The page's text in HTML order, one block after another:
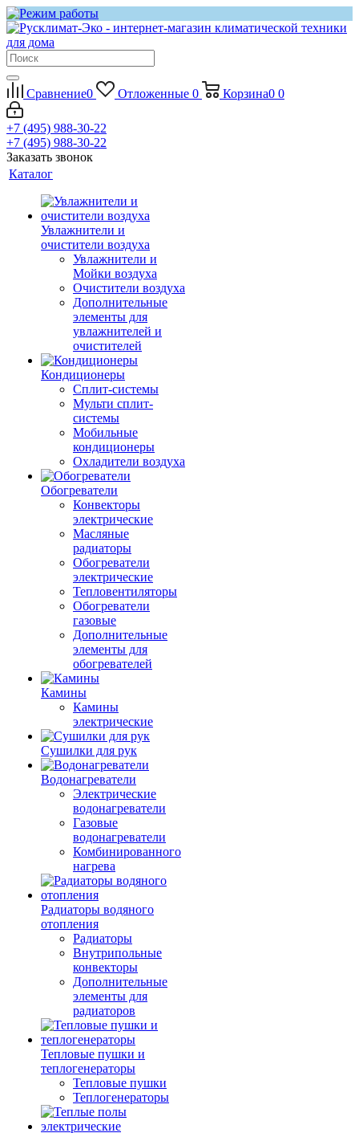
Сравнение0 Отложенные 0 Корзина0 0
+7 (495) 988-30-22
+7 (495) 988-30-22
Заказать звонок
Каталог
Увлажнители и
очистители воздуха
Увлажнители и
Мойки воздуха
Очистители воздуха
Дополнительные
элементы для
увлажнителей и
очистителей
Кондиционеры
Сплит-системы
Мульти сплит-
системы
Мобильные
кондиционеры
Охладители воздуха
Обогреватели
Конвекторы
электрические
Масляные
радиаторы
Обогреватели
электрические
Тепловентиляторы
Обогреватели
газовые
Дополнительные
элементы для
обогревателей
Камины
Камины
электрические
Сушилки для рук
Водонагреватели
Электрические
водонагреватели
Газовые
водонагреватели
Комбинированного
нагрева
Радиаторы водяного
отопления
Радиаторы
Внутрипольные
конвекторы
Дополнительные
элементы для
радиаторов
Тепловые пушки и
теплогенераторы
Тепловые пушки
Теплогенераторы